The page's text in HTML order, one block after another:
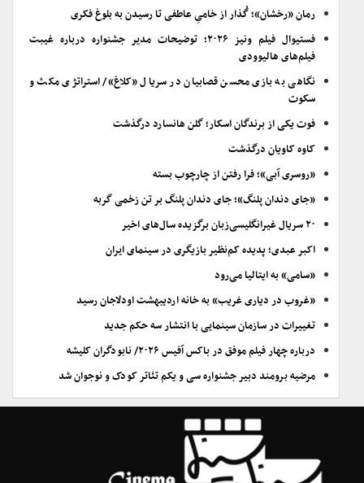
رمان «رخشان»؛ گُذار از خامیِ عاطفی تا رسیدن به بلوغ فکری
فستیوال فیلم ونیز ۲۰۲۶؛ توضیحات مدیر جشنواره درباره غیبت
فیلم‌های هالیوودی
نگاهی به بازی محسن قصابیان در سریال «کلاغ»/ استراتژی مکث و
سکوت
فوت یکی از برندگان اسکار؛ گلن هانسارد درگذشت
کاوه کاویان درگذشت
«روسری آبی»؛ فرا رفتن از چارچوب بسته
«جای دندان پلنگ»؛ جای دندان پلنگ بر تن زخمی گربه
۲۰ سریال غیرانگلیسی‌زبان برگزیده سال‌های اخیر
اکبر عبدی؛ پدیده کم‌نظیر بازیگری در سینمای ایران
«سامی» به ایتالیا می‌رود
«غروب در دیاری غریب» به خانه اردیبهشت اودلاجان رسید
تغییرات در سازمان سینمایی با انتشار سه حکم جدید
درباره چهار فیلم موفق در باکس آفیس ۲۰۲۶/ نابودگران کلیشه
مرضیه برومند دبیر جشنواره سی و یکم تئاتر کودک و نوجوان شد